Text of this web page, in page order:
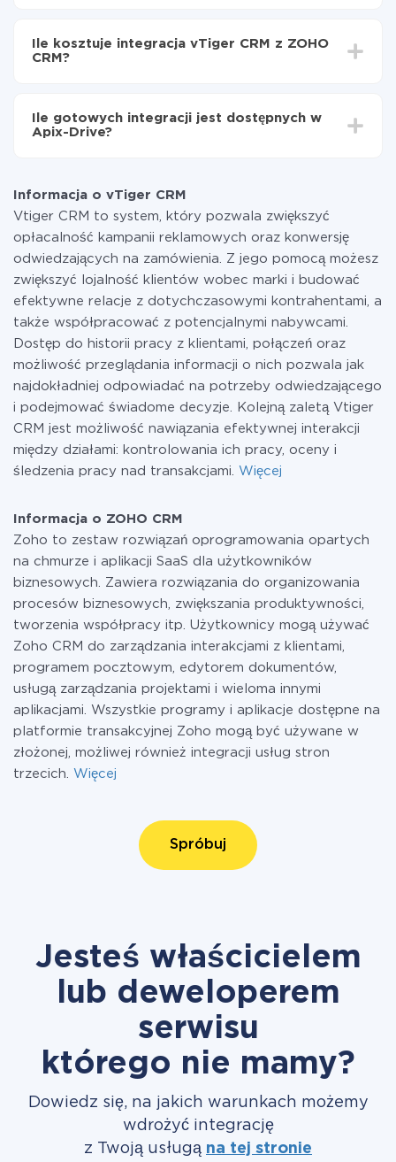
vTiger CRM do ZOHO CRM
od 5 do 30 minut. Konfiguracja zajmuje średnio 10-15
minut.
Ile kosztuje integracja vTiger CRM z ZOHO
CRM?
Płacisz tylko za ilość danych, która faktycznie jest
przekazywana z jednego z Twoich systemów do
w razie potrzeby przełączyć się na płatną. Więcej
informacji otaryfach.
Ile gotowych integracji jest dostępnych w
Apix-Drive?
Informacja o vTiger CRM
Vtiger CRM to system, który pozwala zwiększyć
opłacalność kampanii reklamowych oraz konwersję
odwiedzających na zamówienia. Z jego pomocą możesz
zwiększyć lojalność klientów wobec marki i budować
efektywne relacje z dotychczasowymi kontrahentami, a
także współpracować z potencjalnymi nabywcami.
Dostęp do historii pracy z klientami, połączeń oraz
możliwość przeglądania informacji o nich pozwala jak
najdokładniej odpowiadać na potrzeby odwiedzającego
i podejmować świadome decyzje. Kolejną zaletą Vtiger
CRM jest możliwość nawiązania efektywnej interakcji
między działami: kontrolowania ich pracy, oceny i
śledzenia pracy nad transakcjami. Więcej
Informacja o ZOHO CRM
Zoho to zestaw rozwiązań oprogramowania opartych
na chmurze i aplikacji SaaS dla użytkowników
biznesowych. Zawiera rozwiązania do organizowania
procesów biznesowych, zwiększania produktywności,
tworzenia współpracy itp. Użytkownicy mogą używać
Zoho CRM do zarządzania interakcjami z klientami,
programem pocztowym, edytorem dokumentów,
usługą zarządzania projektami i wieloma innymi
aplikacjami. Wszystkie programy i aplikacje dostępne na
platformie transakcyjnej Zoho mogą być używane w
złożonej, możliwej również integracji usług stron
trzecich. Więcej
Spróbuj
Jesteś właścicielem
lub deweloperem
serwisu
którego nie mamy?
Dowiedz się, na jakich warunkach możemy
wdrożyć integrację
z Twoją usługą na tej stronie